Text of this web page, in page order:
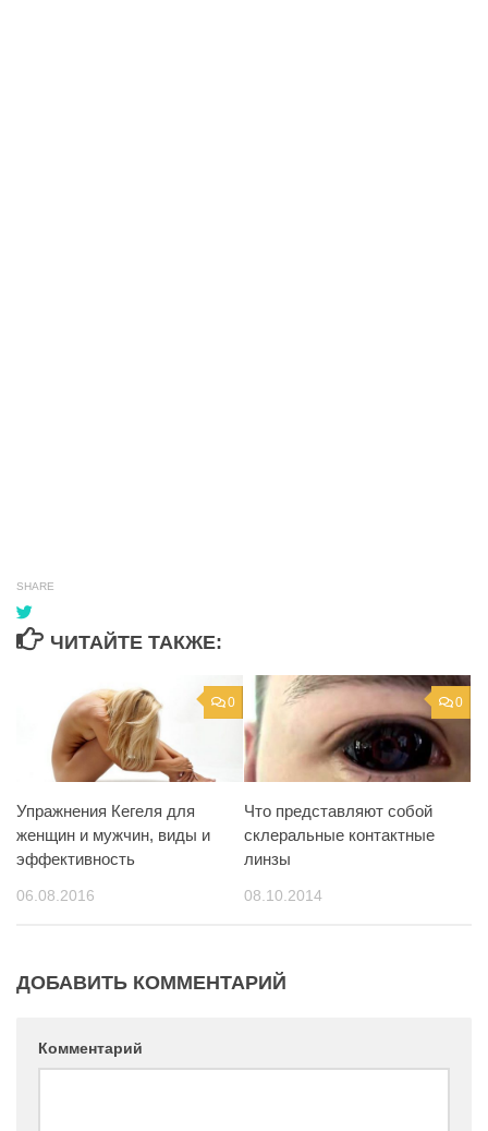
SHARE
ЧИТАЙТЕ ТАКЖЕ:
0
Упражнения Кегеля для
женщин и мужчин, виды и
эффективность
06.08.2016
0
Что представляют собой
склеральные контактные
линзы
08.10.2014
ДОБАВИТЬ КОММЕНТАРИЙ
Комментарий